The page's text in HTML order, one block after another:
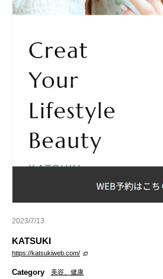
2023/7/13
KATSUKI
https://katsukiweb.com/
Category 美容、健康